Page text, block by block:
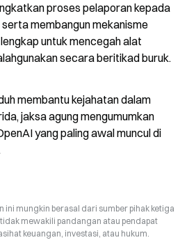
proses pelaporan kepada
membangun mekanisme
untuk mencegah alat
secara beritikad buruk.
membantu kejahatan dalam
jaksa agung mengumumkan
yang paling awal muncul di
ini mungkin berasal dari sumber pihak ketiga
mewakili pandangan atau pendapat
keuangan, investasi, atau hukum.